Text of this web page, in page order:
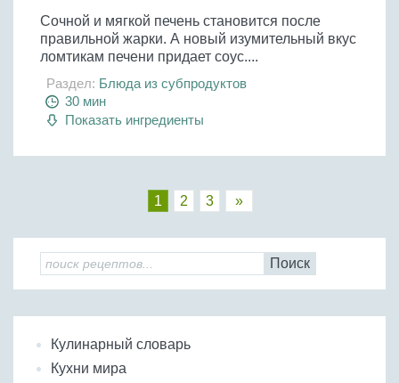
Сочной и мягкой печень становится после
правильной жарки. А новый изумительный вкус
ломтикам печени придает соус....
Раздел: Блюда из субпродуктов
30 мин
Показать ингредиенты
1 2 3 »
Поиск
Кулинарный словарь
Кухни мира